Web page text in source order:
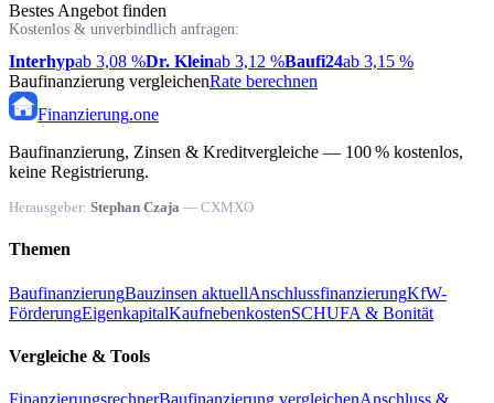
Bestes Angebot finden
Kostenlos & unverbindlich anfragen:
Interhypab 3,08 %Dr. Kleinab 3,12 %Baufi24ab 3,15 %
Baufinanzierung vergleichenRate berechnen
Finanzierung.one
Baufinanzierung, Zinsen & Kreditvergleiche — 100 % kostenlos,
keine Registrierung.
Herausgeber: Stephan Czaja — CXMXO
Themen
BaufinanzierungBauzinsen aktuellAnschlussfinanzierungKfW-
FörderungEigenkapitalKaufnebenkostenSCHUFA & Bonität
Vergleiche & Tools